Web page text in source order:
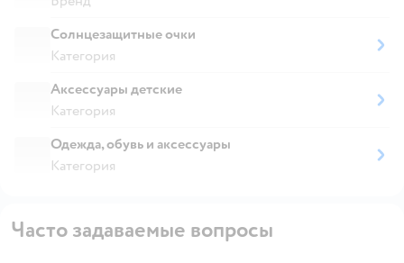
Солнцезащитные очки
Категория
Аксессуары детские
Категория
Одежда, обувь и аксессуары
Категория
Часто задаваемые вопросы